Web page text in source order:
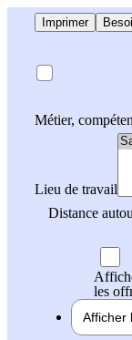
Imprimer
Métier,
Lieu de travail
Distance
les
Afficher